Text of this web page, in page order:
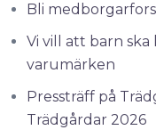
Bli
Vi vill att barn
varumärken
Pressträff på
Trädgårdar 2026